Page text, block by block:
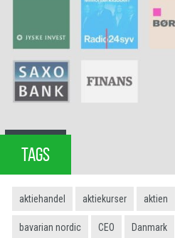
TAGS
aktiehandel aktiekurser aktien
bavarian nordic CEO Danmark